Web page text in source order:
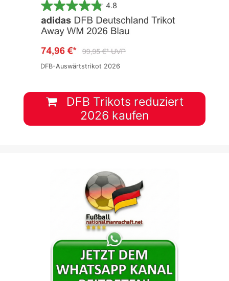
DFB-Auswärtstrikot 2026
DFB Trikots reduziert
2026 kaufen